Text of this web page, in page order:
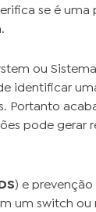
se é
ou
identificar
Portanto
pode
) e
um switch